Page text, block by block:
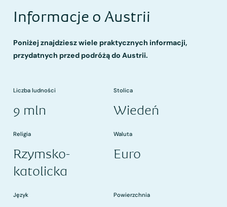
Informacje o Austrii
Poniżej znajdziesz wiele praktycznych informacji,
przydatnych przed podróżą do Austrii.
Liczba ludności
9 mln
Stolica
Wiedeń
Religia
Rzymsko-
katolicka
Waluta
Euro
Język Powierzchnia